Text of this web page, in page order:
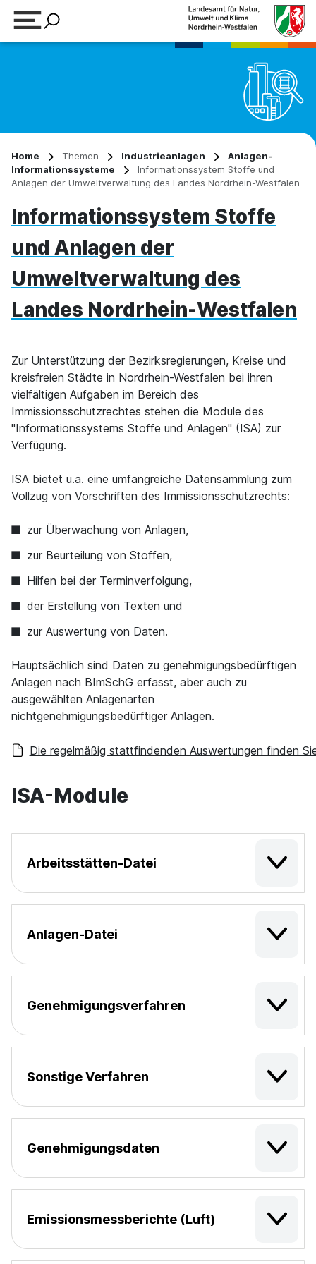
Home Themen Industrieanlagen
Anlagen-
Informationssysteme
Informationssystem Stoffe und
Anlagen der Umweltverwaltung des Landes Nordrhein-Westfalen
Informationssystem Stoffe
und Anlagen der
Umweltverwaltung des
Landes Nordrhein-Westfalen
Zur Unterstützung der Bezirksregierungen, Kreise und
kreisfreien Städte in Nordrhein-Westfalen bei ihren
vielfältigen Aufgaben im Bereich des
Immissionsschutzrechtes stehen die Module des
"Informationssystems Stoffe und Anlagen" (ISA) zur
Verfügung.
ISA bietet u.a. eine umfangreiche Datensammlung zum
Vollzug von Vorschriften des Immissionsschutzrechts:
zur Überwachung von Anlagen,
zur Beurteilung von Stoffen,
Hilfen bei der Terminverfolgung,
der Erstellung von Texten und
zur Auswertung von Daten.
Hauptsächlich sind Daten zu genehmigungsbedürftigen
Anlagen nach BImSchG erfasst, aber auch zu
ausgewählten Anlagenarten
nichtgenehmigungsbedürftiger Anlagen.
Die regelmäßig stattfindenden Auswertungen finden
ISA-Module
Arbeitsstätten-Datei
Anlagen-Datei
Genehmigungsverfahren
Sonstige Verfahren
Genehmigungsdaten
Emissionsmessberichte (Luft)